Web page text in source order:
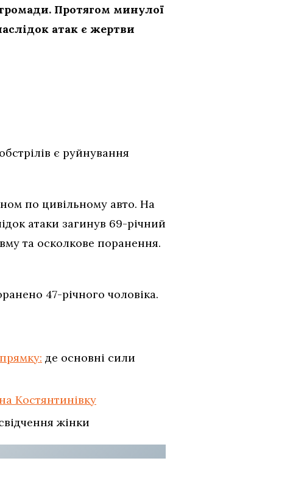
Протягом минулої
атак є жертви
є руйнування
по цивільному авто. На
атаки загинув 69-річний
та осколкове поранення.
47-річного чоловіка.
де основні сили
Костянтинівку
жінки